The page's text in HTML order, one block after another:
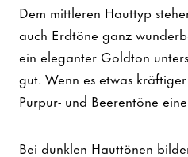
Dem mittleren Hauttyp
auch Erdtöne ganz
ein eleganter Goldton
gut. Wenn es etwas
Purpur- und Beerentöne
Bei dunklen Hauttönen